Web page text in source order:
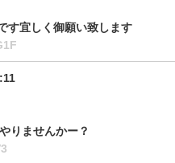
す宜しく御願い致します
りませんかー？